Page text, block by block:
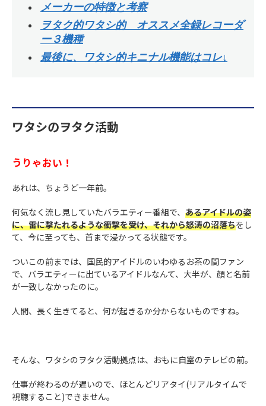
メーカーの特徴と考察
ヲタク的ワタシ的 オススメ全録レコーダ
ー３機種
最後に、ワタシ的キニナル機能はコレ↓
ワタシのヲタク活動
うりゃおい！
あれは、ちょうど一年前。
何気なく流し見していたバラエティー番組で、 あるアイドルの姿
に、雷に撃たれるような衝撃を受け、それから怒涛の沼落ちをし
て、今に至っても、首まで浸かってる状態です。
ついこの前までは、国民的アイドルのいわゆるお茶の間ファン
で、バラエティーに出ているアイドルなんて、大半が、顔と名前
が一致しなかったのに。
人間、長く生きてると、何が起きるか分からないものですね。
そんな、ワタシのヲタク活動拠点は、おもに自室のテレビの前。
仕事が終わるのが遅いので、ほとんどリアタイ(リアルタイムで
視聴すること)できません。